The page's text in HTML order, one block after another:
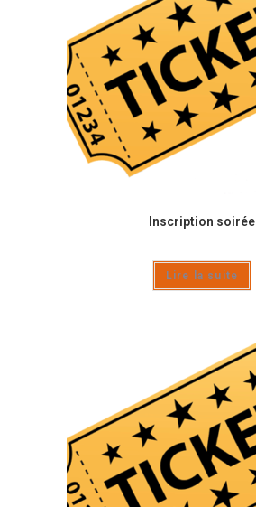
Inscription soirée
Lire la suite